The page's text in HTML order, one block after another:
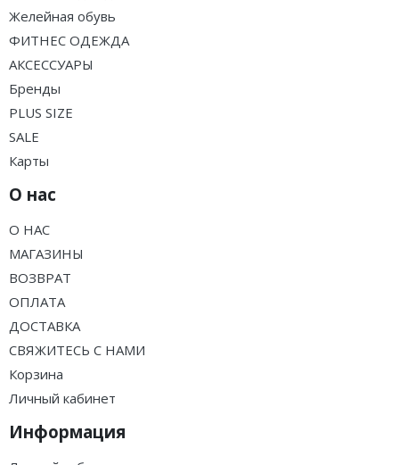
Желейная обувь
ФИТНЕС ОДЕЖДА
АКСЕССУАРЫ
Бренды
PLUS SIZE
SALE
Карты
О нас
О НАС
МАГАЗИНЫ
ВОЗВРАТ
ОПЛАТА
ДОСТАВКА
СВЯЖИТЕСЬ С НАМИ
Корзина
Личный кабинет
Информация